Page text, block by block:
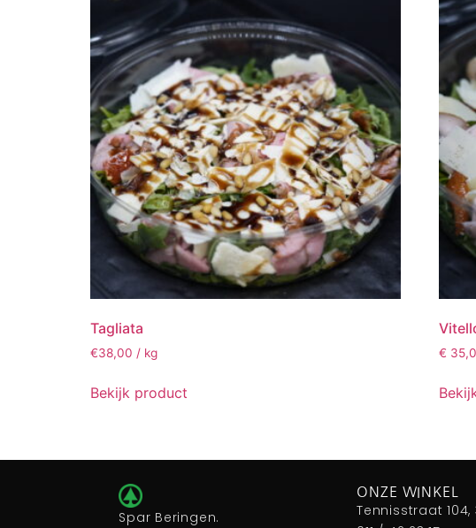
Tagliata
€38,00 / kg
Bekijk product
€
Spar Beringen.
ONZE WINKEL
Tennisstraat 104,